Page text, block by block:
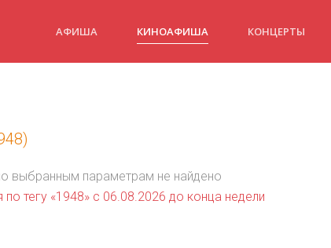
АФИША КИНОАФИША КОНЦЕРТЫ
выбранным параметрам не найдено
по тегу «1948» c 06.08.2026 до конца недели